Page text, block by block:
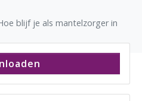
blijf je als mantelzorger in